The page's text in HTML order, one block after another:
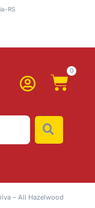
RS
0
– Ali Hazelwood